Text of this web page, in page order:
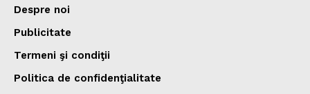
Despre noi
Publicitate
Termeni şi condiţii
Politica de confidenţialitate